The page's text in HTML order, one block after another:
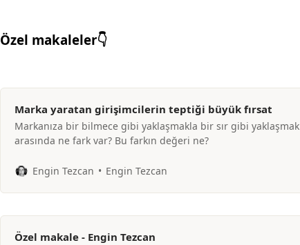
Özel makaleler👇
Marka yaratan girişimcilerin teptiği büyük fırsat
Markanıza bir bilmece gibi yaklaşmakla bir sır gibi yaklaşmak
arasında ne fark var? Bu farkın değeri ne?
Engin Tezcan Engin Tezcan
Özel makale - Engin Tezcan